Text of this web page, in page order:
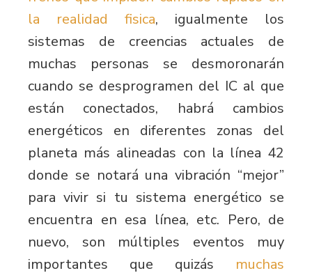
la realidad fisica, igualmente los
sistemas de creencias actuales de
muchas personas se desmoronarán
cuando se desprogramen del IC al que
están conectados, habrá cambios
energéticos en diferentes zonas del
planeta más alineadas con la línea 42
donde se notará una vibración “mejor”
para vivir si tu sistema energético se
encuentra en esa línea, etc. Pero, de
nuevo, son múltiples eventos muy
importantes que quizás muchas